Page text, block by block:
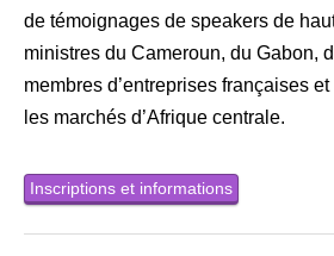
de témoignages de speakers de
ministres du Cameroun, du Gabon,
membres d’entreprises françaises
les marchés d’Afrique centrale.
Inscriptions et informations